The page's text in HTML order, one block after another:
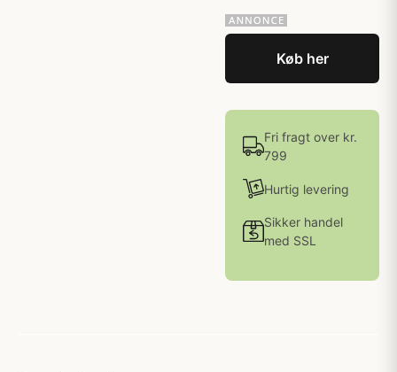
Køb her
Fri fragt over kr.
799
Hurtig levering
Sikker handel
med SSL